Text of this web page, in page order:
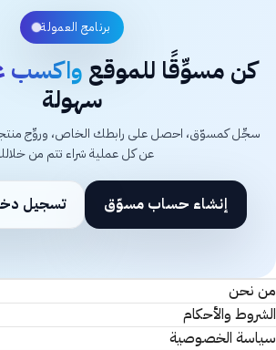
برنامج العمولة
كن مسوِّقًا للموقع واكسب
سهولة
سجِّل كمسوّق، احصل على رابطك الخاص، وروِّج
عن كل عملية شراء تتم من
إنشاء حساب مسوّق تسجيل
من نحن
الشروط والأحكام
سياسة الخصوصية